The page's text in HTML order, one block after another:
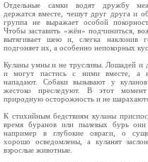
Отдельные самки водят дружбу
держатся вместе, чешут друг дру­га и
группа не выра­жает особой
Чтобы заставить «жён» подчиниться,
вытягивает шею и, слегка наклонив
подгоняет их, а особенно непокорных
Куланы умны и не трусливы. Лошадей и
и могут пастись с ними вместе, а
нападают. Со­баки вызывают у
жестоко преследуют. В этот
природную осторожность и не
К стихийным бедствиям куланы
время буранов или пы­левых бурь они
например в глубокие овраги, о
хорошо осведомлены, а куланят
взрослые животные.